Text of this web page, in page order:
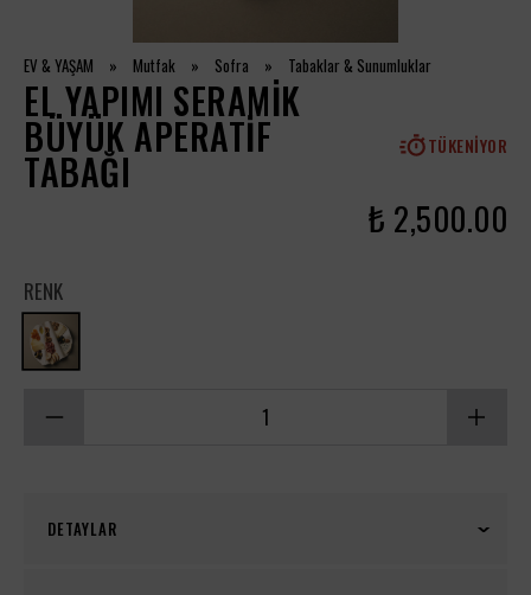
EV & YAŞAM » Mutfak » Sofra » Tabaklar & Sunumluklar
EL YAPIMI SERAMIK
BÜYÜK APERATIF
TABAĞI TÜKENIYOR
₺ 2,500.00
RENK
DETAYLAR